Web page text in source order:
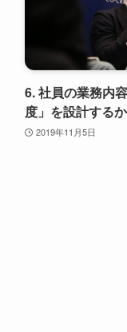
6. 社員の業務内
度」を設計する
2019年11月5日